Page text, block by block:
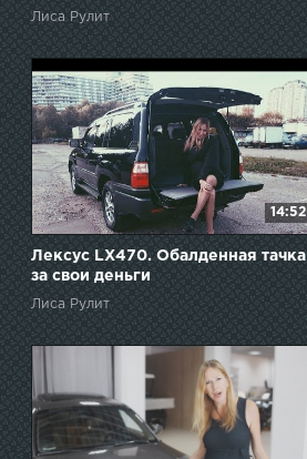
Недорогой и универсальный
Лиса Рулит
14:52
Лексус LX470. Обалденная тачка
за свои деньги
Лиса Рулит